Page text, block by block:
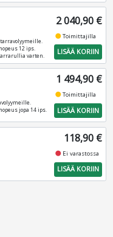
12 ips.
varten.
2 040,90 €
fiber_manual_recordToimittajilla
LISÄÄ KORIIN
jopa 14 ips.
1 494,90 €
fiber_manual_recordToimittajilla
LISÄÄ KORIIN
118,90 €
fiber_manual_record Ei varastossa
LISÄÄ KORIIN